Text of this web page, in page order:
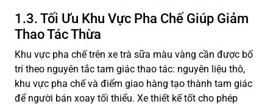
1.3. Tối Ưu Khu Vực Pha Chế Giúp Giảm
Thao Tác Thừa
Khu vực pha chế trên xe trà sữa màu vàng cần được bố
trí theo nguyên tắc tam giác thao tác: nguyên liệu thô,
khu vực pha chế và điểm giao hàng tạo thành tam giác
để người bán xoay tối thiểu. Xe thiết kế tốt cho phép